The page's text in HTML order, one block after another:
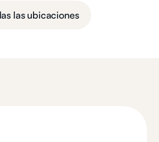
las ubicaciones